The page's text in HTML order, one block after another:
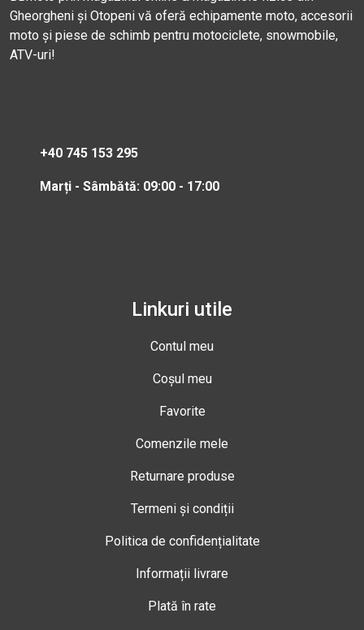
Gheorgheni și Otopeni vă oferă echipamente moto, accesorii
moto și piese de schimb pentru motociclete, snowmobile,
ATV-uri!
+40 745 153 295
Marți - Sâmbătă: 09:00 - 17:00
Linkuri utile
Contul meu
Coșul meu
Favorite
Comenzile mele
Returnare produse
Termeni și condiții
Politica de confidențialitate
Informații livrare
Plată în rate